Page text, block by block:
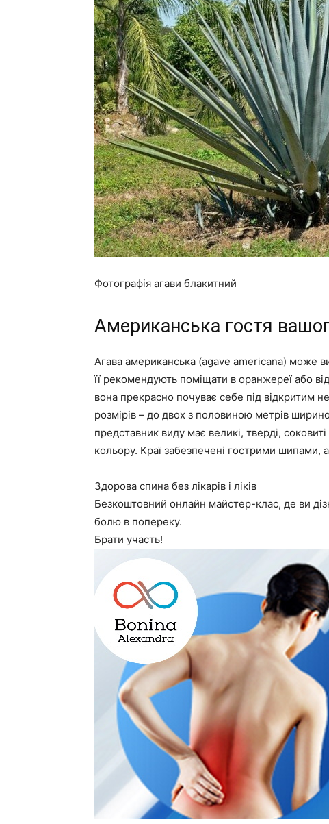
Фотографія агави блакитний
Американська гостя
Агава американська (agave americana) може
її рекомендують поміщати в оранжереї або
вона прекрасно почуває себе під відкритим
розмірів – до двох з половиною метрів
представник виду має великі, тверді,
кольору. Краї забезпечені гострими шипами,
Здорова спина без лікарів і ліків
Безкоштовний онлайн майстер-клас, де ви
болю в попереку.
Брати участь!